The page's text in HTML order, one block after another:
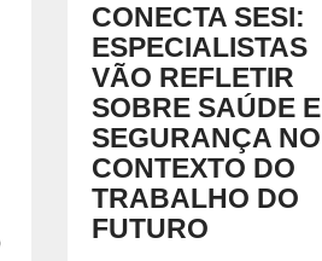
CONECTA SESI:
ESPECIALISTAS
VÃO REFLETIR
SOBRE SAÚDE E
SEGURANÇA NO
CONTEXTO DO
TRABALHO DO
FUTURO